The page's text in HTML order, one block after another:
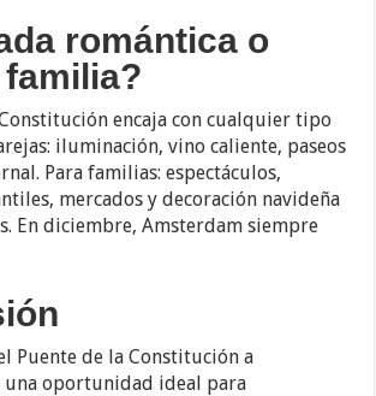
romántica o
encaja con cualquier tipo
iluminación, vino caliente, paseos
Para familias: espectáculos,
mercados y decoración navideña
En diciembre, Amsterdam siempre
Puente de la Constitución a
una oportunidad ideal para